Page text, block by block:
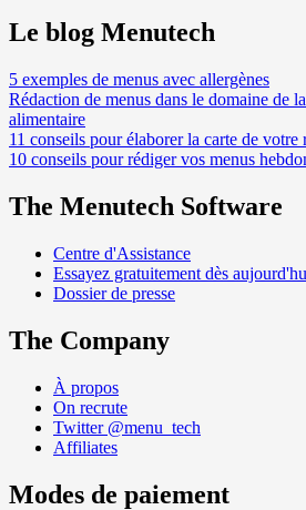
Le blog Menutech
5 exemples de menus avec allergènes
Rédaction de menus dans le domaine de
alimentaire
11 conseils pour élaborer la carte de votre
10 conseils pour rédiger vos menus
The Menutech Software
Centre d'Assistance
Essayez gratuitement dès
Dossier de presse
The Company
À propos
On recrute
Twitter @menu_tech
Affiliates
Modes de paiement